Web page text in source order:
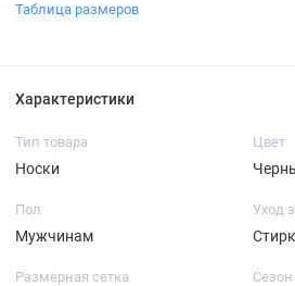
Таблица размеров
Характеристики
Тип товара
Носки
Цвет
Пол
Мужчинам
Уход
Размерная сетка Сезон